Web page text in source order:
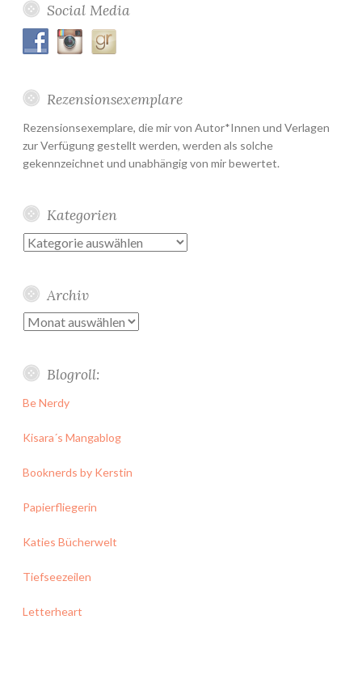
Social Media
Rezensionsexemplare
Rezensionsexemplare, die mir von Autor*Innen und Verlagen
zur Verfügung gestellt werden, werden als solche
gekennzeichnet und unabhängig von mir bewertet.
Kategorien
Kategorien
Archiv
Archiv
Blogroll:
Be Nerdy
Kisara´s Mangablog
Booknerds by Kerstin
Papierfliegerin
Katies Bücherwelt
Tiefseezeilen
Letterheart